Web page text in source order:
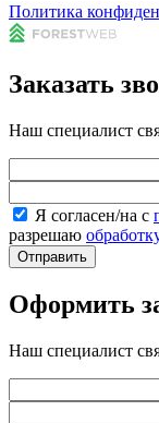
Политика
Заказать
Наш специалист
Я согласен/на с
разрешаю
Отправить
Оформить
Наш специалист